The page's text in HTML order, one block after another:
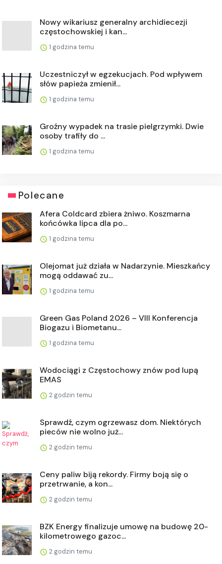
Nowy wikariusz generalny archidiecezji
częstochowskiej i kan...
1 godzina temu
Uczestniczył w egzekucjach. Pod wpływem
słów papieża zmienił...
1 godzina temu
Groźny wypadek na trasie pielgrzymki. Dwie
osoby trafiły do ...
1 godzina temu
Polecane
Afera Coldcard zbiera żniwo. Koszmarna
końcówka lipca dla po...
1 godzina temu
Olejomat już działa w Nadarzynie. Mieszkańcy
mogą oddawać zu...
1 godzina temu
Green Gas Poland 2026 – VIII Konferencja
Biogazu i Biometanu...
1 godzina temu
Wodociągi z Częstochowy znów pod lupą
EMAS
2 godzin temu
Sprawdź, czym ogrzewasz dom. Niektórych
pieców nie wolno już...
2 godzin temu
Ceny paliw biją rekordy. Firmy boją się o
przetrwanie, a kon...
2 godzin temu
BZK Energy finalizuje umowę na budowę 20-
kilometrowego gazoc...
2 godzin temu